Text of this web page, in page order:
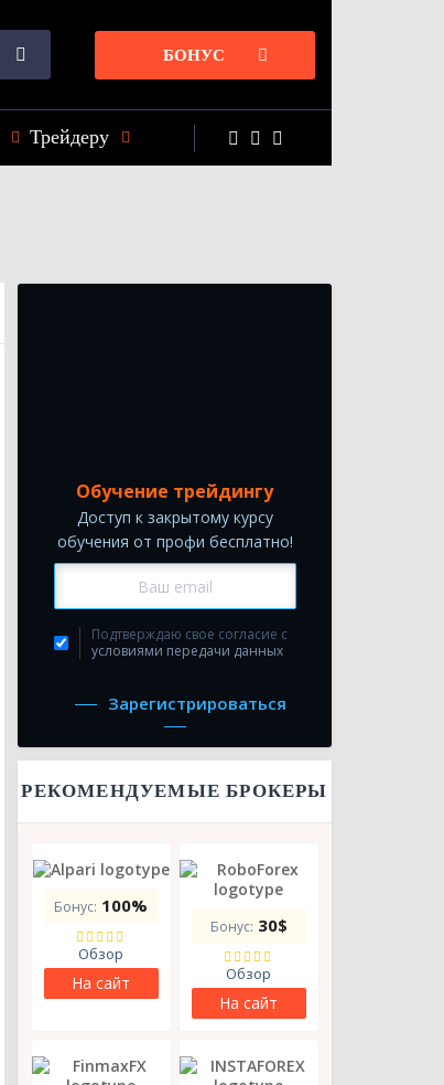
БОНУС
Трейдеру
Обучение трейдингу
Доступ к закрытому курсу
обучения от профи бесплатно!
Подтверждаю свое согласие с
условиями передачи данных
Зарегистрироваться
РЕКОМЕНДУЕМЫЕ БРОКЕРЫ
Бонус: 100%

Обзор
На сайт
Бонус: 30$

Обзор
На сайт